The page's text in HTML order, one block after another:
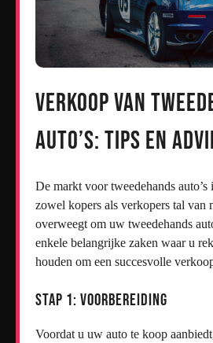
Verkoop van
Auto’s: Tips en
De markt voor tweedehands
zowel kopers als verkopers tal van
overweegt om uw tweedehands
enkele belangrijke zaken waar u
houden om een succesvolle
Stap 1: Voorbereiding
Voordat u uw auto te koop